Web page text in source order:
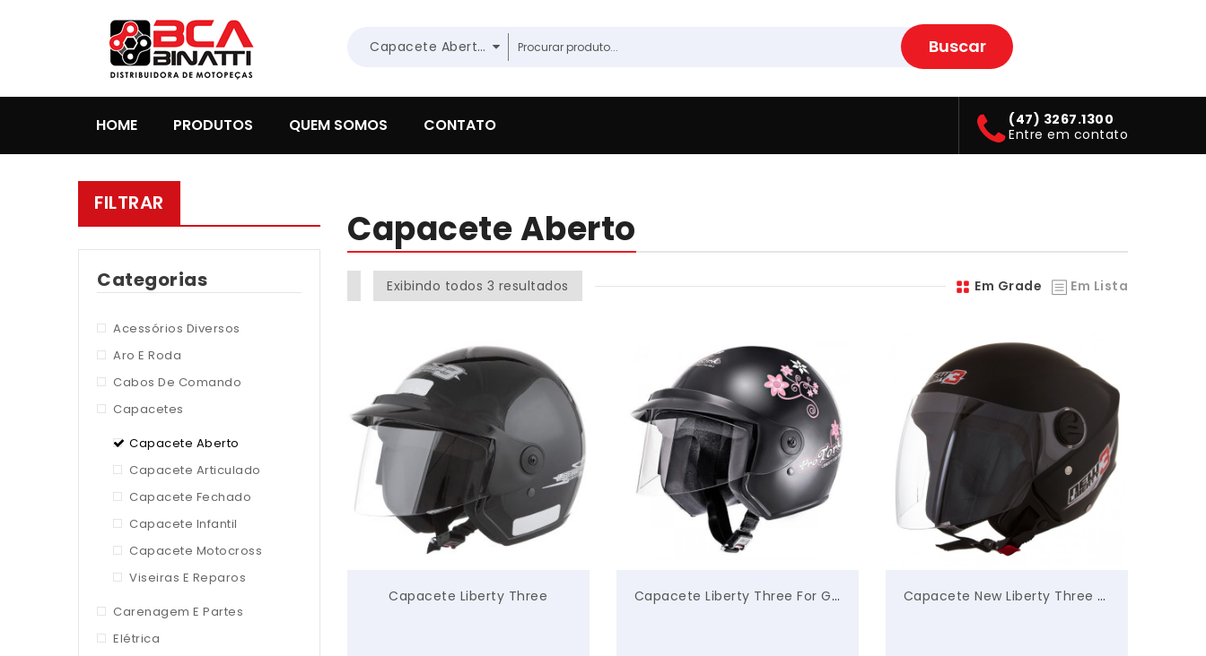
Capacete Aberto Buscar
You have no items in your shopping
cart
(47) 3267.1300
Entre em contato
HOME PRODUTOS QUEM SOMOS CONTATO
FILTRAR
Categorias
Acessórios Diversos
Aro E Roda
Cabos De Comando
Capacetes
Capacete Aberto
Capacete Articulado
Capacete Fechado
Capacete Infantil
Capacete Motocross
Viseiras E Reparos
Carenagem E Partes
Elétrica
Capacete Aberto
Exibindo todos 3 resultados Em Grade Em Lista
Capacete Liberty Three Capacete Liberty Three For Girls Capacete New Liberty Three – Pro Tork